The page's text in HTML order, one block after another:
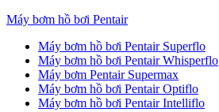
Máy bơm hồ bơi Pentair
Máy bơm hồ bơi Pentair Superflo
Máy bơm hồ bơi Pentair Whisperflo
Máy bơm Pentair Supermax
Máy bơm hồ bơi Pentair Optiflo
Máy bơm hồ bơi Pentair Intelliflo